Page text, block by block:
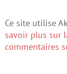
Ce site utilise
savoir plus sur
commentaires